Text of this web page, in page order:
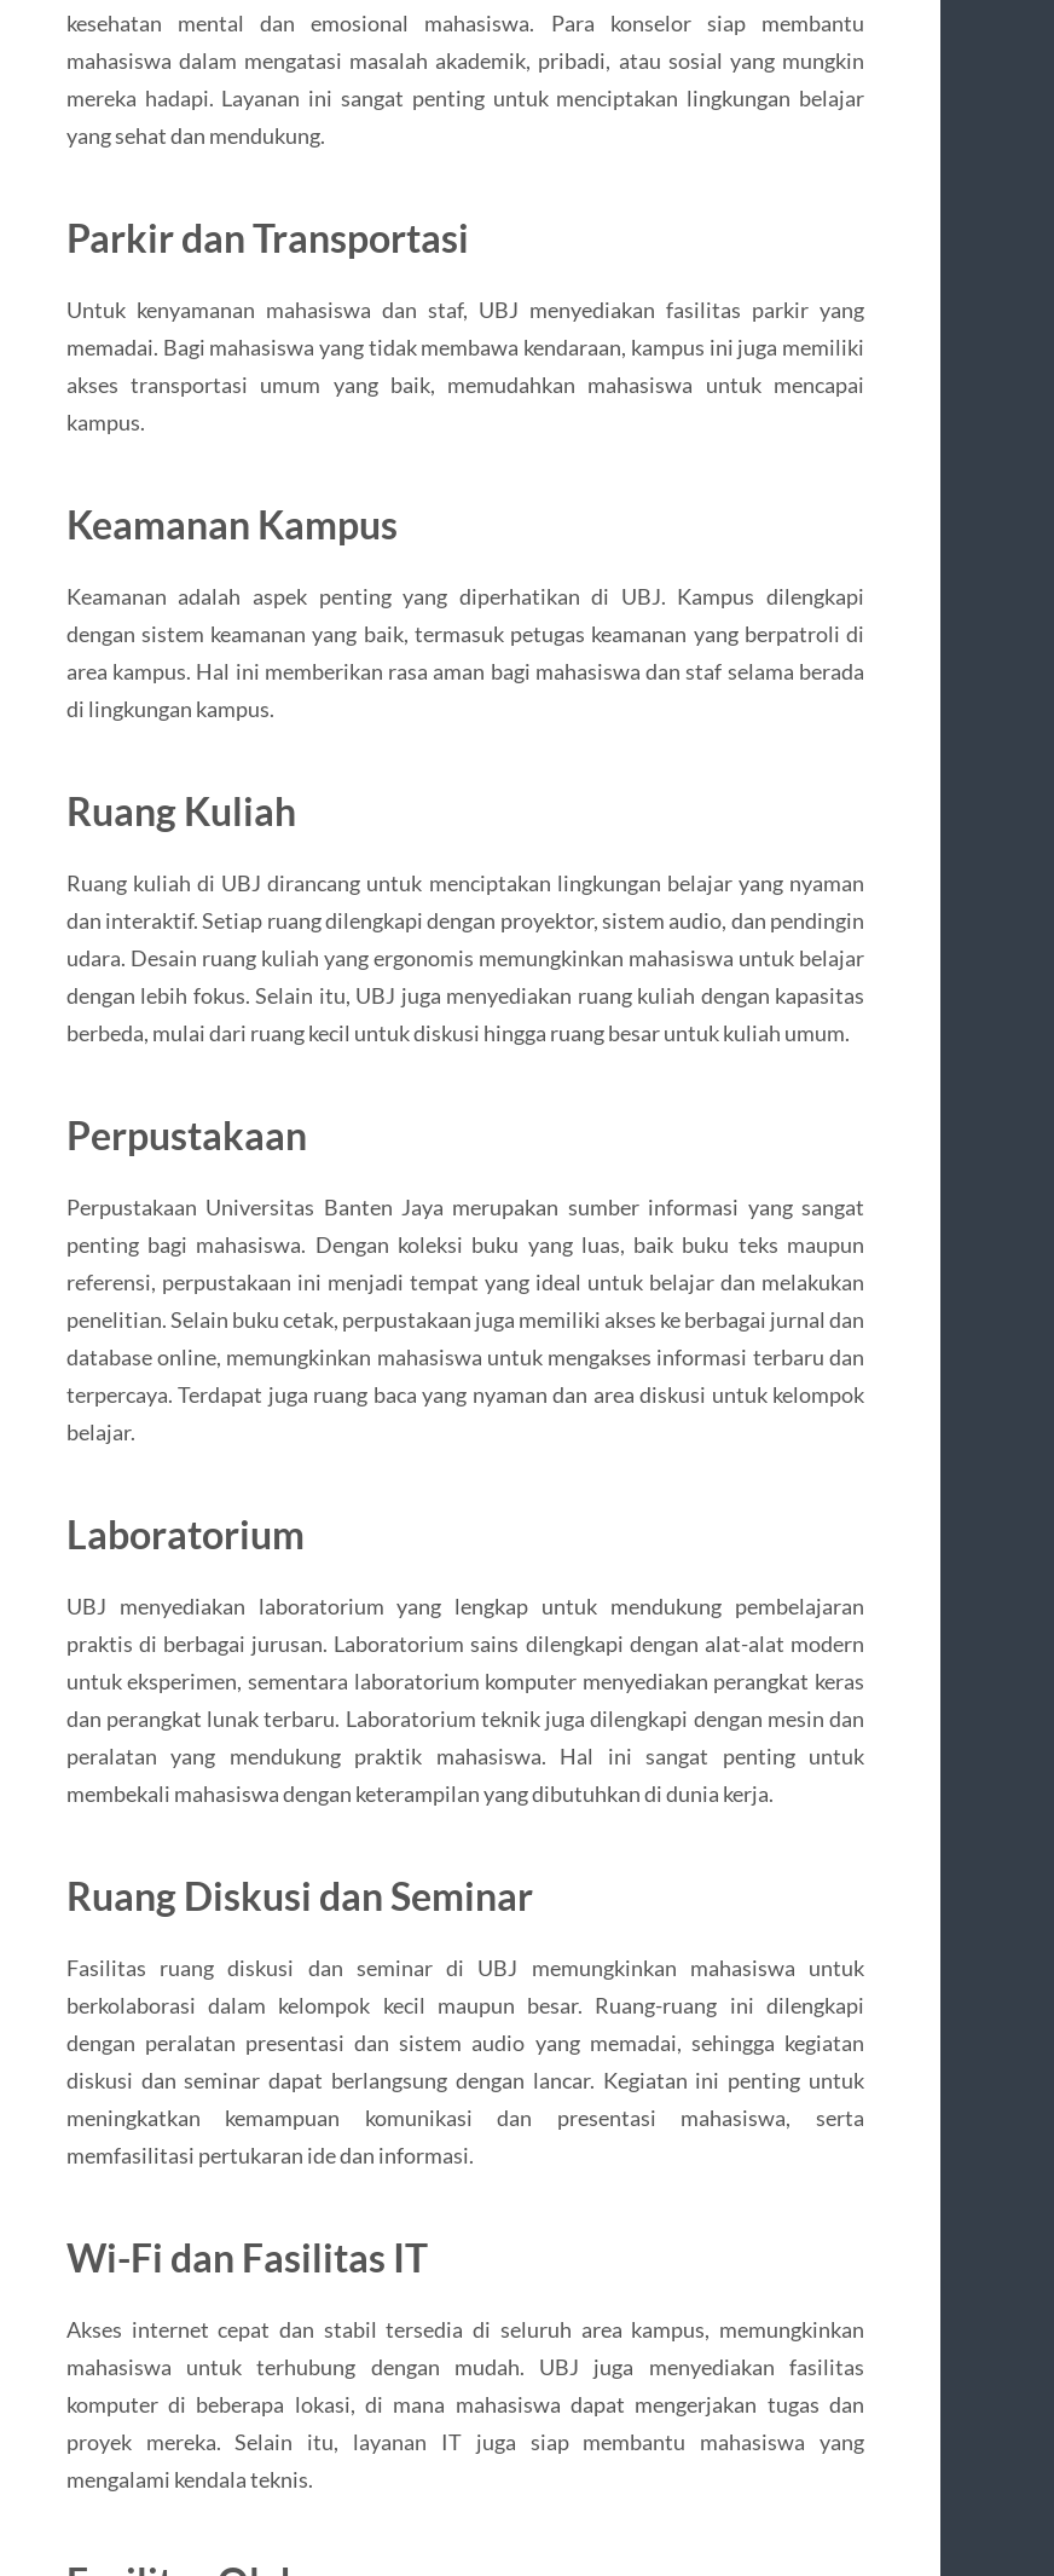
kesehatan mental dan emosional mahasiswa. Para konselor siap membantu
mahasiswa dalam mengatasi masalah akademik, pribadi, atau sosial yang mungkin
mereka hadapi. Layanan ini sangat penting untuk menciptakan lingkungan belajar
yang sehat dan mendukung.
Parkir dan Transportasi
Untuk kenyamanan mahasiswa dan staf, UBJ menyediakan fasilitas parkir yang
memadai. Bagi mahasiswa yang tidak membawa kendaraan, kampus ini juga memiliki
akses transportasi umum yang baik, memudahkan mahasiswa untuk mencapai
kampus.
Keamanan Kampus
Keamanan adalah aspek penting yang diperhatikan di UBJ. Kampus dilengkapi
dengan sistem keamanan yang baik, termasuk petugas keamanan yang berpatroli di
area kampus. Hal ini memberikan rasa aman bagi mahasiswa dan staf selama berada
di lingkungan kampus.
Ruang Kuliah
Ruang kuliah di UBJ dirancang untuk menciptakan lingkungan belajar yang nyaman
dan interaktif. Setiap ruang dilengkapi dengan proyektor, sistem audio, dan pendingin
udara. Desain ruang kuliah yang ergonomis memungkinkan mahasiswa untuk belajar
dengan lebih fokus. Selain itu, UBJ juga menyediakan ruang kuliah dengan kapasitas
berbeda, mulai dari ruang kecil untuk diskusi hingga ruang besar untuk kuliah umum.
Perpustakaan
Perpustakaan Universitas Banten Jaya merupakan sumber informasi yang sangat
penting bagi mahasiswa. Dengan koleksi buku yang luas, baik buku teks maupun
referensi, perpustakaan ini menjadi tempat yang ideal untuk belajar dan melakukan
penelitian. Selain buku cetak, perpustakaan juga memiliki akses ke berbagai jurnal dan
database online, memungkinkan mahasiswa untuk mengakses informasi terbaru dan
terpercaya. Terdapat juga ruang baca yang nyaman dan area diskusi untuk kelompok
belajar.
Laboratorium
UBJ menyediakan laboratorium yang lengkap untuk mendukung pembelajaran
praktis di berbagai jurusan. Laboratorium sains dilengkapi dengan alat-alat modern
untuk eksperimen, sementara laboratorium komputer menyediakan perangkat keras
dan perangkat lunak terbaru. Laboratorium teknik juga dilengkapi dengan mesin dan
peralatan yang mendukung praktik mahasiswa. Hal ini sangat penting untuk
membekali mahasiswa dengan keterampilan yang dibutuhkan di dunia kerja.
Ruang Diskusi dan Seminar
Fasilitas ruang diskusi dan seminar di UBJ memungkinkan mahasiswa untuk
berkolaborasi dalam kelompok kecil maupun besar. Ruang-ruang ini dilengkapi
dengan peralatan presentasi dan sistem audio yang memadai, sehingga kegiatan
diskusi dan seminar dapat berlangsung dengan lancar. Kegiatan ini penting untuk
meningkatkan kemampuan komunikasi dan presentasi mahasiswa, serta
memfasilitasi pertukaran ide dan informasi.
Wi-Fi dan Fasilitas IT
Akses internet cepat dan stabil tersedia di seluruh area kampus, memungkinkan
mahasiswa untuk terhubung dengan mudah. UBJ juga menyediakan fasilitas
komputer di beberapa lokasi, di mana mahasiswa dapat mengerjakan tugas dan
proyek mereka. Selain itu, layanan IT juga siap membantu mahasiswa yang
mengalami kendala teknis.